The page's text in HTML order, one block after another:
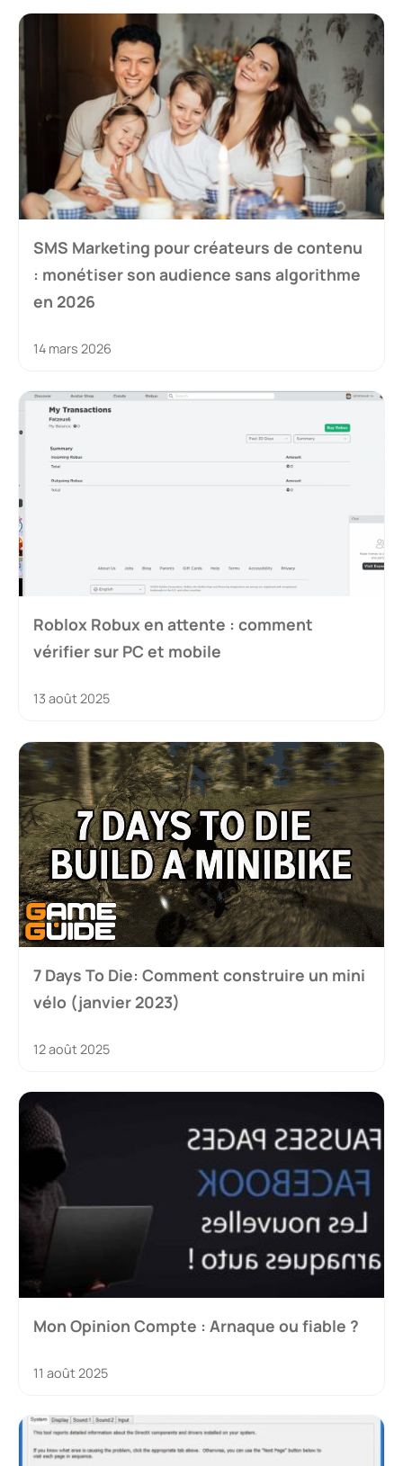
SMS Marketing pour créateurs de contenu
: monétiser son audience sans algorithme
en 2026
14 mars 2026
Roblox Robux en attente : comment
vérifier sur PC et mobile
13 août 2025
7 Days To Die: Comment construire un mini
vélo (janvier 2023)
12 août 2025
Mon Opinion Compte : Arnaque ou fiable ?
11 août 2025